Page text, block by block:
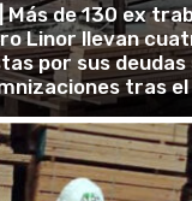
Más de 130 ex
Linor llevan
por sus deudas
tras